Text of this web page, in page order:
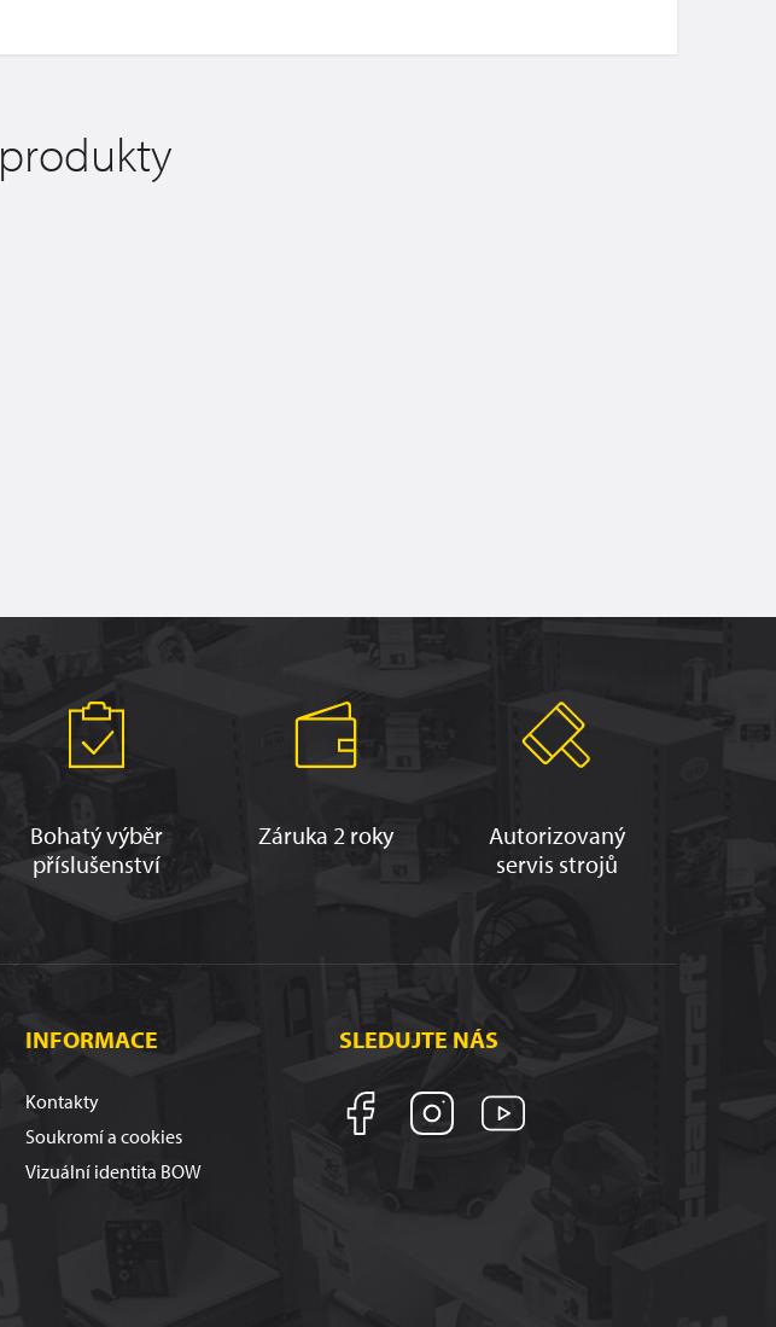
produkty
Bohatý výběr
příslušenství
Záruka 2 roky
Autorizovaný
servis strojů
INFORMACE
Kontakty
Soukromí a cookies
Vizuální identita BOW
SLEDUJTE NÁS